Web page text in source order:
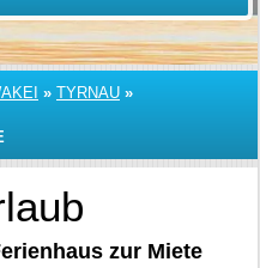
» TYRNAU »
zur Miete